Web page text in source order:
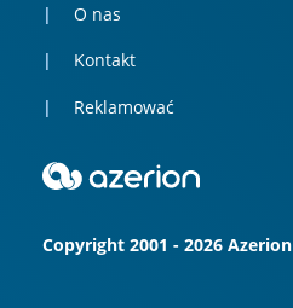
O nas
Kontakt
Reklamować
Copyright 2001 - 2026 Azerion